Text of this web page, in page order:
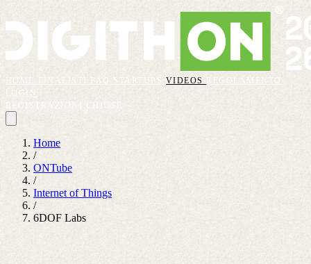
VIDEOS
REGOLAMENTO
Home
/
ONTube
/
Internet of Things
/
6DOF Labs